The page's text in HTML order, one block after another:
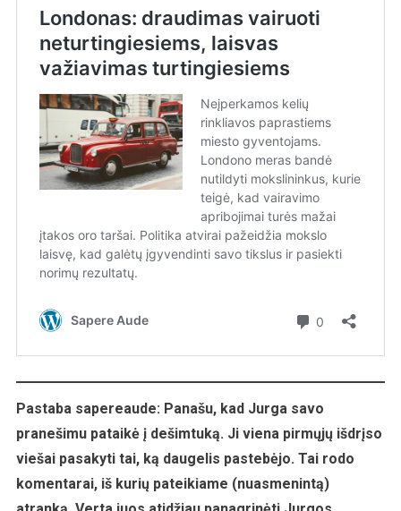
Pastaba sapereaude: Panašu, kad Jurga savo
pranešimu pataikė į dešimtuką. Ji viena pirmųjų išdrįso
viešai pasakyti tai, ką daugelis pastebėjo. Tai rodo
komentarai, iš kurių pateikiame (nuasmenintą)